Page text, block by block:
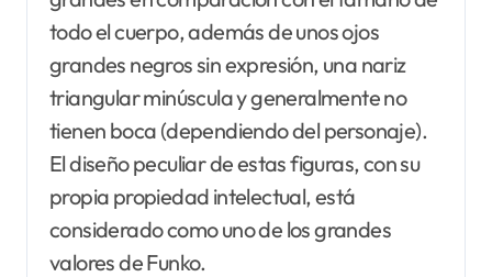
todo el cuerpo, además de unos ojos
grandes negros sin expresión, una nariz
triangular minúscula y generalmente no
tienen boca (dependiendo del personaje).
El diseño peculiar de estas figuras, con su
propia propiedad intelectual, está
considerado como uno de los grandes
valores de Funko.